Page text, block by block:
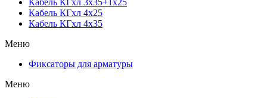
Кабель КГхл 4х25
Кабель КГхл 4х35
Меню
Фиксаторы для арматуры
Меню